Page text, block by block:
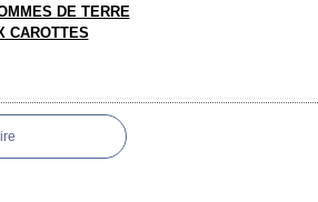
DE TERRE
CAROTTES